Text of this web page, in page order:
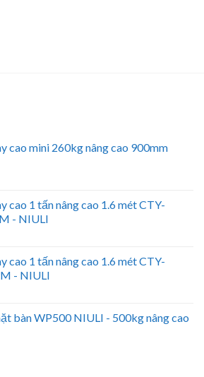
cao mini 260kg nâng cao 900mm
cao 1 tấn nâng cao 1.6 mét CTY-
- NIULI
cao 1 tấn nâng cao 1.6 mét CTY-
- NIULI
bàn WP500 NIULI - 500kg nâng cao